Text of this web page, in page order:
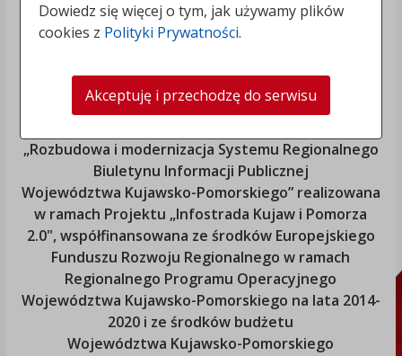
„Rozbudowa i modernizacja Systemu Regionalnego
Biuletynu Informacji Publicznej
Województwa Kujawsko-Pomorskiego” realizowana
w ramach Projektu „Infostrada Kujaw i Pomorza
2.0", współfinansowana ze środków Europejskiego
Funduszu Rozwoju Regionalnego w ramach
Regionalnego Programu Operacyjnego
Województwa Kujawsko-Pomorskiego na lata 2014-
2020 i ze środków budżetu
Województwa Kujawsko-Pomorskiego
Dowiedz się więcej o tym, jak używamy plików
cookies z Polityki Prywatności.
Akceptuję i przechodzę do serwisu